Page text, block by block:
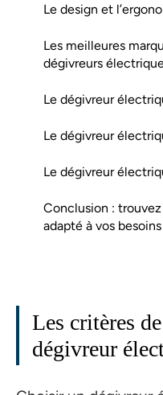
Le design et
Les meilleures
dégivreurs
Le dégivreur
Le dégivreur
Le dégivreur
Conclusion :
adapté à vos besoins
Les critères
dégivreur